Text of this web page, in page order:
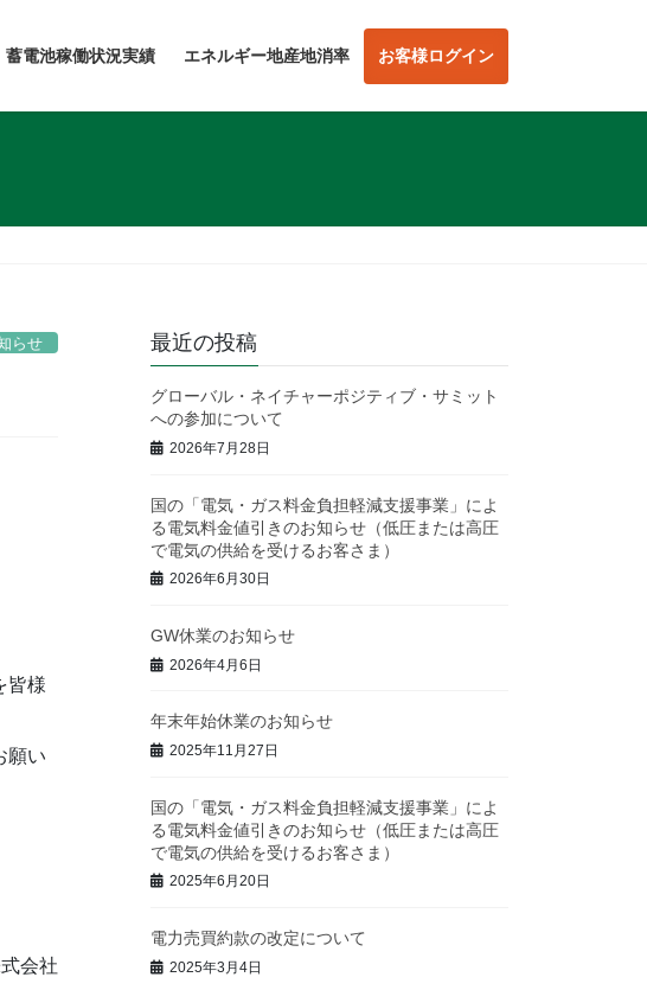
蓄電池稼働状況実績 エネルギー地産地消率 お客様ログイン
らせ
皆様
願い
会社
最近の投稿
グローバル・ネイチャーポジティブ・サミット
への参加について
2026年7月28日
国の「電気・ガス料金負担軽減支援事業」によ
る電気料金値引きのお知らせ（低圧または高圧
で電気の供給を受けるお客さま）
2026年6月30日
GW休業のお知らせ
2026年4月6日
年末年始休業のお知らせ
2025年11月27日
国の「電気・ガス料金負担軽減支援事業」によ
る電気料金値引きのお知らせ（低圧または高圧
で電気の供給を受けるお客さま）
2025年6月20日
電力売買約款の改定について
2025年3月4日